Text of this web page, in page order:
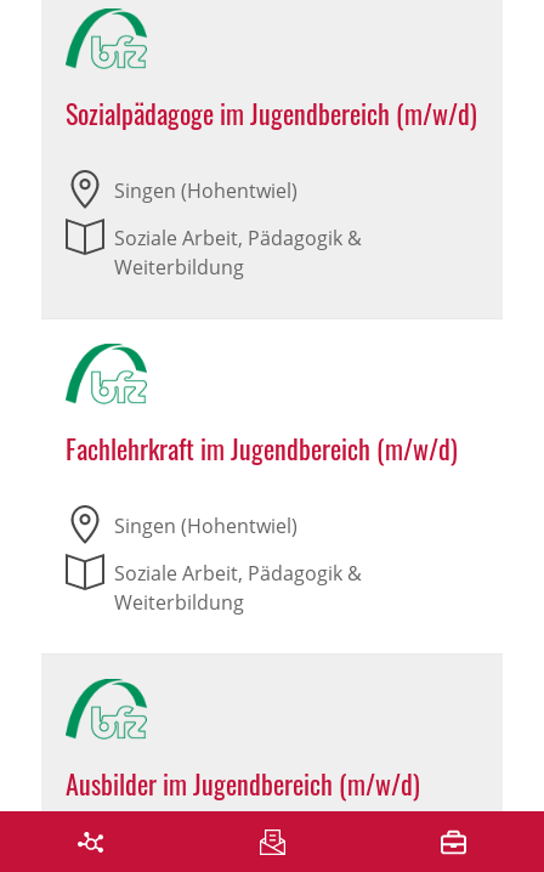
Sozialpädagoge im Jugendbereich (m/w/d)
Singen (Hohentwiel)
Soziale Arbeit, Pädagogik &
Weiterbildung
Fachlehrkraft im Jugendbereich (m/w/d)
Singen (Hohentwiel)
Soziale Arbeit, Pädagogik &
Weiterbildung
Ausbilder im Jugendbereich (m/w/d)
Singen (Hohentwiel)